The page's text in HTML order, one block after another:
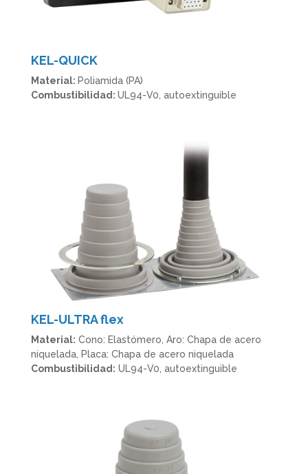
KEL-QUICK
Material: Poliamida (PA)
Combustibilidad: UL94-V0, autoextinguible
KEL-ULTRA flex
Material: Cono: Elastómero, Aro: Chapa de acero
niquelada, Placa: Chapa de acero niquelada
Combustibilidad: UL94-V0, autoextinguible